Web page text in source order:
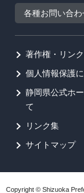
各種お問い合わ
著作権・リン
個人情報保護
静岡県公式ホ
て
リンク集
サイトマップ
Copyright © Shizuoka